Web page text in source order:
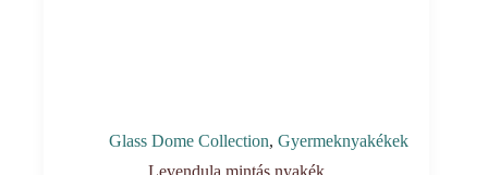
Glass Dome Collection, Gyermeknyakékek
Levendula mintás nyakék